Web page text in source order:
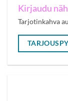
Kirjaudu
Tarjotinkahva